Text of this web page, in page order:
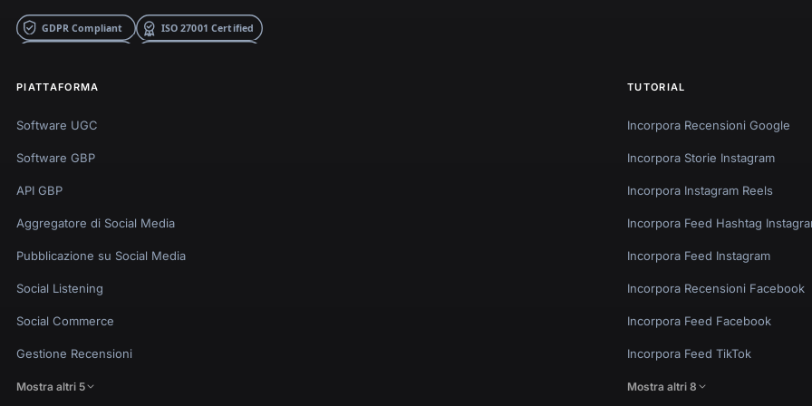
PIATTAFORMA
Software UGC
Software GBP
API GBP
Aggregatore di Social Media
Pubblicazione su Social Media
Social Listening
Social Commerce
Gestione Recensioni
Mostra altri 5
TUTORIAL
Incorpora Recensioni Google
Incorpora Storie Instagram
Incorpora Instagram Reels
Incorpora Feed Hashtag
Incorpora Feed Instagram
Incorpora Recensioni Facebook
Incorpora Feed Facebook
Incorpora Feed TikTok
Mostra altri 8